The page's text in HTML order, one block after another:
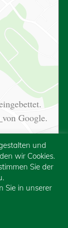
von Google.
und
wir Cookies.
Sie der
Sie in unserer